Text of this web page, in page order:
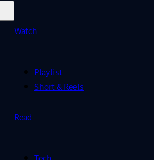
Watch
Playlist
Short & Reels
Read